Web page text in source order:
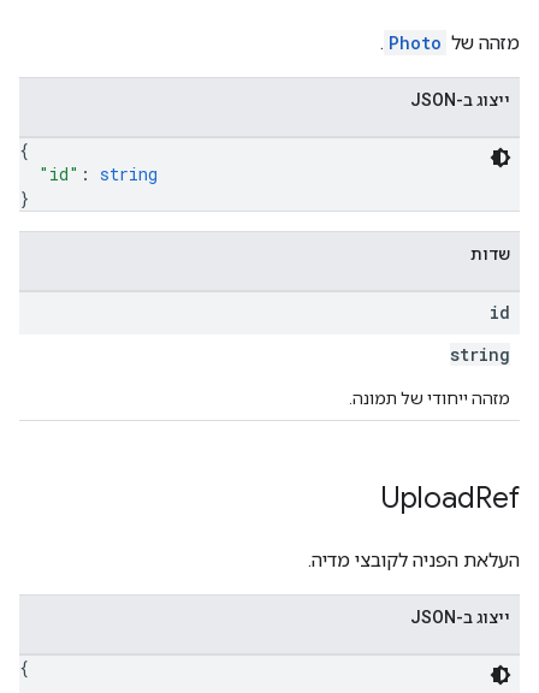
מזהה של Photo
.
ייצוג ב-JSON
{
"id" : string
}
שדות
id
string
מזהה ייחודי של תמונה.
UploadRef
העלאת הפניה לקובצי מדיה.
ייצוג ב-JSON
{